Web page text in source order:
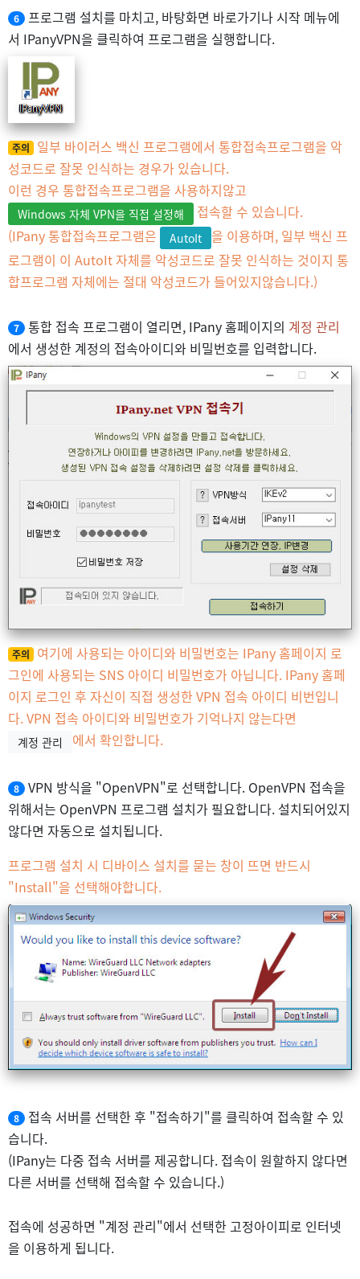
6
프로그램 설치를 마치고, 바탕화면 바로가기나 시작 메뉴에
서 IPanyVPN을 클릭하여 프로그램을 실행합니다.
주의
일부 바이러스 백신 프로그램에서 통합접속프로그램을 악
성코드로 잘못 인식하는 경우가 있습니다.
이런 경우 통합접속프로그램을 사용하지않고
Windows 자체 VPN을 직접 설정해
접속할 수 있습니다.
(IPany 통합접속프로그램은
AutoIt 을 이용하며, 일부 백신 프
로그램이 이 AutoIt 자체를 악성코드로 잘못 인식하는 것이지 통
합프로그램 자체에는 절대 악성코드가 들어있지않습니다.)
7 통합 접속 프로그램이 열리면, IPany 홈페이지의 계정 관리
에서 생성한 계정의 접속아이디와 비밀번호를 입력합니다.
주의
여기에 사용되는 아이디와 비밀번호는 IPany 홈페이지 로
그인에 사용되는 SNS 아이디 비밀번호가 아닙니다. IPany 홈페
이지 로그인 후 자신이 직접 생성한 VPN 접속 아이디 비번입니
다. VPN 접속 아이디와 비밀번호가 기억나지 않는다면
계정 관리 에서 확인합니다.
8
VPN 방식을 "OpenVPN"로 선택합니다. OpenVPN 접속을
위해서는 OpenVPN 프로그램 설치가 필요합니다. 설치되어있지
않다면 자동으로 설치됩니다.
프로그램 설치 시 디바이스 설치를 묻는 창이 뜨면 반드시
"Install"을 선택해야합니다.
8
접속 서버를 선택한 후 "접속하기"를 클릭하여 접속할 수 있
습니다.
(IPany는 다중 접속 서버를 제공합니다. 접속이 원할하지 않다면
다른 서버를 선택해 접속할 수 있습니다.)
접속에 성공하면 "계정 관리"에서 선택한 고정아이피로 인터넷
을 이용하게 됩니다.